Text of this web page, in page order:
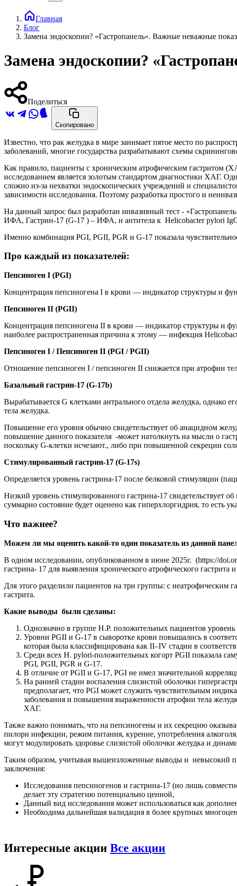
Главная
Блог
Замена эндоскопии? «Гастропанель». Важные неважные
Замена эндоскопии?
Поделиться
Скопировано
Известно, что рак желудка в мире занимает пятое место по
заболеваний, многие государства разрабатывают схемы
Как правило, пациенты с хроническим атрофическим гастритом
исследованием является золотым стандартом диагностики ХАГ.
сложно из-за нехватки эндоскопических учреждений и
зависимости исследования. Поэтому разработка простого и
На данный запрос был разработан инвазивный тест -
ИФА, Гастрин-17 (G-17 ) – ИФА, и антитела к Helicobacter pylori
Именно комбинация PGI, PGII, PGR и G-17 показала
Про каждый из показателей:
Пепсиноген I (PGI)
Концентрация пепсиногена I в крови — индикатор структуры и
Пепсиноген II (PGII)
Концентрация пепсиногена II в крови — индикатор структуры и
наиболее распространенная причина к этому — инфекция
Пепсиноген I / Пепсиноген II (PGI / PGII)
Отношение пепсиноген I / пепсиноген II снижается при атрофии
Базальный гастрин-17 (G-17b)
Вырабатывается G клетками антрального отдела желудка, однако
тела желудка.
Повышение его уровня обычно свидетельствует об анацидном
повышение данного показателя -может натолкнуть на мысли о
поскольку G-клетки исчезают., либо при повышенной секреции
Стимулированный гастрин-17 (G-17s)
Определяется уровень гастрина-17 после белковой стимуляции
Низкий уровень стимулированного гастрина-17 свидетельствует
суммарно состояние будет оценено как гиперхлоргидрия, то есть
Что важнее?
Можем ли мы оценить какой-то один показатель из данной
В одном исследовании, опубликованном в июне 2025г. (https://
гастрина- 17 для выявления хронического атрофического
Для этого разделили пациентов на три группы: с неатрофическим
гастрита.
Какие выводы были сделаны:
Однозначно в группе H.P. положительных пациентов
Уровни PGII и G-17 в сыворотке крови повышались в
которая была классифицирована как II–IV стадии в
Среди всех H. pylori-положительных когорт PGII показала
PGI, PGII, PGR и G-17.
В отличие от PGII и G-17, PGI не имел значительной
На ранней стадии воспаления слизистой оболочки
предполагает, что PGI может служить чувствительным
заболевания и повышения выраженности атрофии тела
ХАГ.
Также важно понимать, что на пепсиногены и их секрецию
пилори инфекции, режим питания, курение, употребления
могут модулировать здоровье слизистой оболочки желудка и
Таким образом, учитывая вышеизложенные выводы и невысокий
заключения:
Исследования пепсиногенов и гастрина-17 (но лишь
делает эту стратегию потенциально ценной,
Данный вид исследования может использоваться как
Необходима дальнейшая валидация в более крупных
Интересные акции Все акции